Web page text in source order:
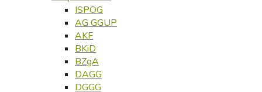
ISPOG
AG GGUP
AKF
BKiD
BZgA
DAGG
DGGG